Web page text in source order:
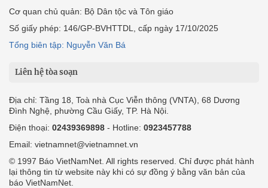
Cơ quan chủ quản: Bộ Dân tộc và Tôn giáo
Số giấy phép: 146/GP-BVHTTDL, cấp ngày 17/10/2025
Tổng biên tập: Nguyễn Văn Bá
Liên hệ tòa soạn
Địa chỉ: Tầng 18, Toà nhà Cục Viễn thông (VNTA), 68 Dương
Đình Nghệ, phường Cầu Giấy, TP. Hà Nội.
Điện thoại: 02439369898 - Hotline: 0923457788
Email: vietnamnet@vietnamnet.vn
© 1997 Báo VietNamNet. All rights reserved. Chỉ được phát hành
lại thông tin từ website này khi có sự đồng ý bằng văn bản của
báo VietNamNet.